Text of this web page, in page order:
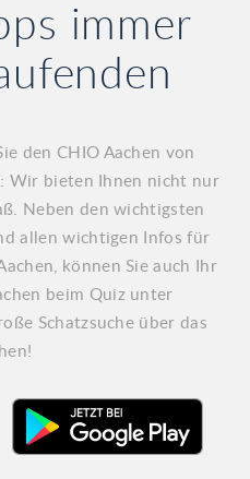
immer
den CHIO Aachen von
Wir bieten Ihnen nicht nur
Neben den wichtigsten
allen wichtigen Infos für
können Sie auch Ihr
beim Quiz unter
Schatzsuche über das